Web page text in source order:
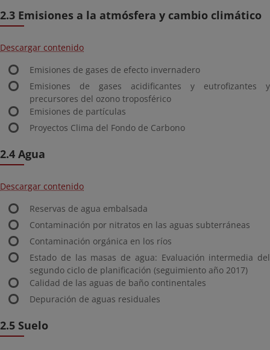
2.3 Emisiones a la atmósfera y cambio climático
Descargar contenido
Emisiones de gases de efecto invernadero
Emisiones de gases acidificantes y eutrofizantes y
precursores del ozono troposférico
Emisiones de partículas
Proyectos Clima del Fondo de Carbono
2.4 Agua
Descargar contenido
Reservas de agua embalsada
Contaminación por nitratos en las aguas subterráneas
Contaminación orgánica en los ríos
Estado de las masas de agua: Evaluación intermedia del
segundo ciclo de planificación (seguimiento año 2017)
Calidad de las aguas de baño continentales
Depuración de aguas residuales
2.5 Suelo